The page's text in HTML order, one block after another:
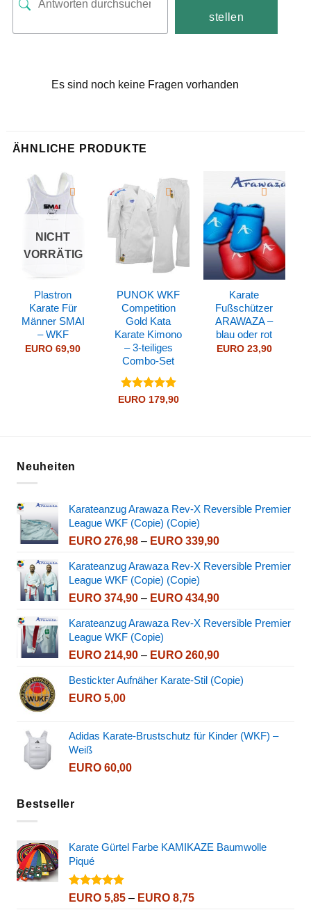
stellen
Es sind noch keine Fragen vorhanden
ÄHNLICHE PRODUKTE
NICHT
VORRÄTIG
Plastron
Karate Für
Männer SMAI
– WKF
EURO 69,90
PUNOK WKF
Competition
Gold Kata
Karate Kimono
– 3-teiliges
Combo-Set
Bewertet
EURO179,90
Karate
Fußschützer
ARAWAZA –
blau oder rot
EURO23,90
Neuheiten
Karateanzug Arawaza Rev-X Reversible Premier
League WKF (Copie) (Copie)
EURO276,98 – EURO339,90Preisspanne:
bis
Karateanzug Arawaza Rev-X Reversible Premier
League WKF (Copie) (Copie)
EURO374,90 – EURO434,90Preisspanne:
bis
Karateanzug Arawaza Rev-X Reversible Premier
League WKF (Copie)
EURO214,90 – EURO260,90Preisspanne:
bis
Bestickter Aufnäher Karate-Stil (Copie)
EURO5,00
Adidas Karate-Brustschutz für Kinder (WKF) –
Weiß
EURO60,00
Bestseller
Karate Gürtel Farbe KAMIKAZE Baumwolle
Piqué
Bewertet
EURO5,85 – EURO8,75Preisspanne: